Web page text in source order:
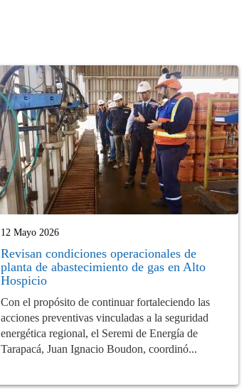
12 Mayo 2026
Revisan condiciones operacionales de
planta de abastecimiento de gas en Alto
Hospicio
Con el propósito de continuar fortaleciendo las
acciones preventivas vinculadas a la seguridad
energética regional, el Seremi de Energía de
Tarapacá, Juan Ignacio Boudon, coordinó...